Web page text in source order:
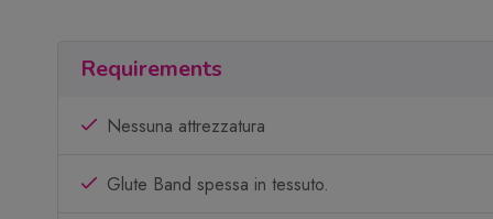
Requirements
Nessuna attrezzatura
Glute Band spessa in tessuto.